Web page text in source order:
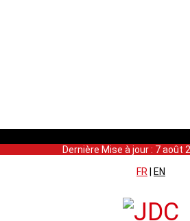
Dernière Mise à jour : 7 août
FR
EN